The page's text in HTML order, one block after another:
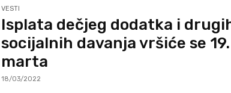
VESTI
Isplata dečjeg dodatka i
socijalnih davanja vršiće se 19.
marta
18/03/2022